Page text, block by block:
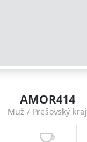
AMOR414
Muž / Prešovský kraj